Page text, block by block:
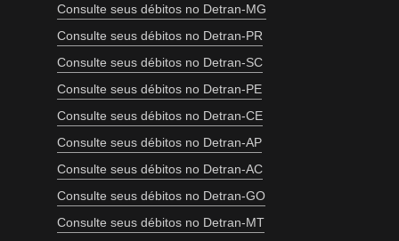
Consulte seus débitos no Detran-MG
Consulte seus débitos no Detran-PR
Consulte seus débitos no Detran-SC
Consulte seus débitos no Detran-PE
Consulte seus débitos no Detran-CE
Consulte seus débitos no Detran-AP
Consulte seus débitos no Detran-AC
Consulte seus débitos no Detran-GO
Consulte seus débitos no Detran-MT